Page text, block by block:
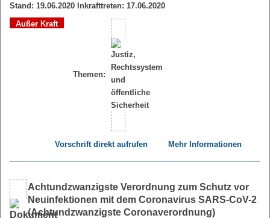
Stand: 19.06.2020 Inkrafttreten: 17.06.2020
Außer Kraft
Themen:
Vorschrift direkt aufrufen Mehr Informationen
Achtundzwanzigste Verordnung zum Schutz vor
Neuinfektionen mit dem Coronavirus SARS-CoV-2
(Achtundzwanzigste Coronaverordnung)